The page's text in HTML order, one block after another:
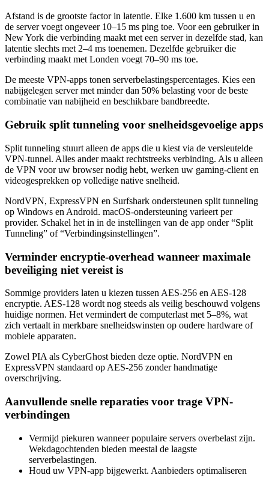
Afstand is de grootste factor in latentie. Elke 1.600 km tussen u en
de server voegt ongeveer 10–15 ms ping toe. Voor een gebruiker in
New York die verbinding maakt met een server in dezelfde stad, kan
latentie slechts met 2–4 ms toenemen. Dezelfde gebruiker die
verbinding maakt met Londen voegt 70–90 ms toe.
De meeste VPN-apps tonen serverbelastingspercentages. Kies een
nabijgelegen server met minder dan 50% belasting voor de beste
combinatie van nabijheid en beschikbare bandbreedte.
Gebruik split tunneling voor snelheidsgevoelige apps
Split tunneling stuurt alleen de apps die u kiest via de versleutelde
VPN-tunnel. Alles ander maakt rechtstreeks verbinding. Als u alleen
de VPN voor uw browser nodig hebt, werken uw gaming-client en
videogesprekken op volledige native snelheid.
NordVPN, ExpressVPN en Surfshark ondersteunen split tunneling
op Windows en Android. macOS-ondersteuning varieert per
provider. Schakel het in in de instellingen van de app onder “Split
Tunneling” of “Verbindingsinstellingen”.
Verminder encryptie-overhead wanneer maximale
beveiliging niet vereist is
Sommige providers laten u kiezen tussen AES-256 en AES-128
encryptie. AES-128 wordt nog steeds als veilig beschouwd volgens
huidige normen. Het vermindert de computerlast met 5–8%, wat
zich vertaalt in merkbare snelheidswinsten op oudere hardware of
mobiele apparaten.
Zowel PIA als CyberGhost bieden deze optie. NordVPN en
ExpressVPN standaard op AES-256 zonder handmatige
overschrijving.
Aanvullende snelle reparaties voor trage VPN-
verbindingen
Vermijd piekuren wanneer populaire servers overbelast zijn.
Wekdagochtenden bieden meestal de laagste
serverbelastingen.
Houd uw VPN-app bijgewerkt. Aanbieders optimaliseren